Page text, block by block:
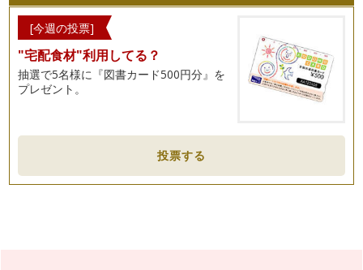
[今週の投票]
"宅配食材"利用してる？
抽選で5名様に『図書カード500円分』を
プレゼント。
投票する